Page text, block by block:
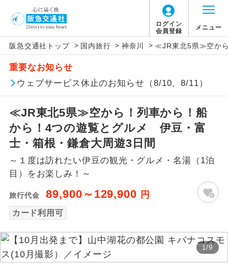
ログイン
会員登録
メニュー
阪急交通社トップ > 国内旅行 > 神奈川 > ≪JR東北5県≫空か
重要なお知らせ
ウェブサービス休止のお知らせ（8/10、8/11）
≪JR東北5県≫空から！列車から！船
から！4つの遊覧とグルメ 伊豆・富
士・箱根・鎌倉大周遊3日間
～１度は訪れたい伊豆の観光・グルメ・名湯（1泊
目）をお楽しみ！～
旅行代金 89,900～129,900 円
カード利用可
1/9
アイコン 説明
添乗員同行
往路出発空港（駅）から復路到着空港
（駅）まで同行します。
現地添乗員同
行
現地到着空港（駅）から最終日出発空港
（駅）まで添乗員が同行します。
バスガイド乗
務
バスガイドが乗務し、車内での観光案内
があります。
世界遺産
絶景 絶景スポットに立ち寄るコースです。